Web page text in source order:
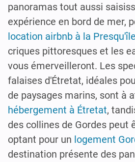
panoramas tout aussi
expérience en bord de mer,
location airbnb à la
criques pittoresques et les
vous émerveilleront. Les
falaises d'Étretat, idéales
de paysages marins, sont à
hébergement à Étretat,
des collines de Gordes peut
optant pour un logement
destination présente des